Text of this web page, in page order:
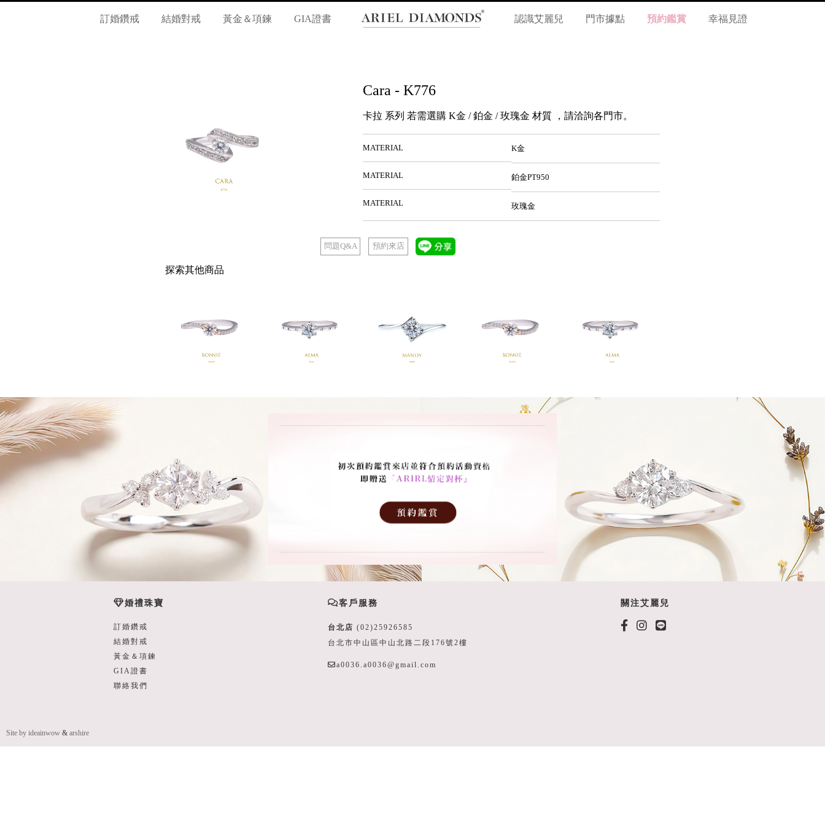
訂婚鑽戒 結婚對戒 黃金＆項鍊 GIA證書 認識艾麗兒 門市據點 預約鑑賞 幸福見證
Cara - K776
卡拉 系列 若需選購 K金 / 鉑金 / 玫瑰金 材質 ，請洽詢各門市。
MATERIAL K金
MATERIAL 鉑金PT950
MATERIAL 玫瑰金
問題Q&A 預約來店
探索其他商品
婚禮珠寶
訂婚鑽戒
結婚對戒
黃金＆項鍊
GIA證書
聯絡我們
客戶服務
台北店 (02)25926585
台北市中山區中山北路二段176號2樓
a0036.a0036@gmail.com
關注艾麗兒
Site by ideainwow & arshire